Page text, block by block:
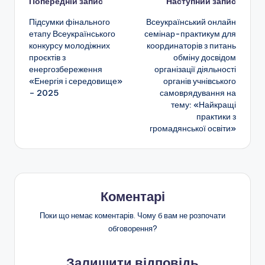
н
н
я
т
а
а
кі
b
o
o
k
a
m
p
p
и
т
и
с
я
Навігація
по
запису
Підсумки фінального
етапу Всеукраїнського
конкурсу молодіжних
проєктів з
енергозбереження
«Енергія і середовище»
– 2025
Всеукраїнський онлайн
семінар-практикум для
координаторів з питань
обміну досвідом
організації діяльності
органів учнівського
самоврядування на
тему: «Найкращі
практики з
громадянської освіти»
Коментарі
Поки що немає коментарів. Чому б вам не розпочати
обговорення?